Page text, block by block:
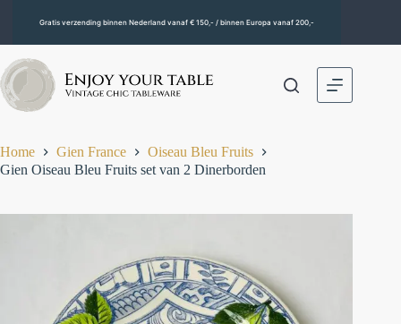
Gratis verzending binnen Nederland vanaf € 150,- / binnen Europa vanaf 200,-
Home Gien France
Oiseau Bleu Fruits
Gien Oiseau Bleu Fruits set van 2 Dinerborden